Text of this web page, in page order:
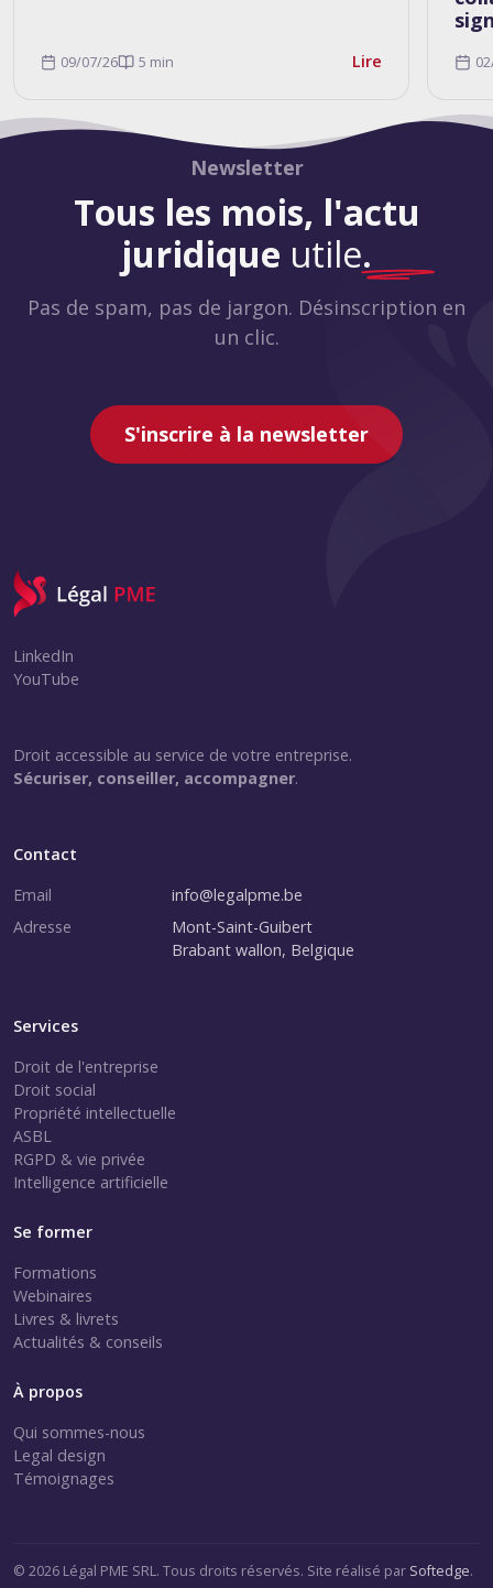
09/07/26 5 min Lire
Newsletter
Tous les mois, l'actu
juridique utile.
Pas de spam, pas de jargon. Désinscription en
un clic.
S'inscrire à la newsletter
LinkedIn
YouTube
Droit accessible au service de votre entreprise.
Sécuriser, conseiller, accompagner.
Contact
Email
info@legalpme.be
Adresse
Mont-Saint-Guibert
Brabant wallon, Belgique
Services
Droit de l'entreprise
Droit social
Propriété intellectuelle
ASBL
RGPD & vie privée
Intelligence artificielle
Se former
Formations
Webinaires
Livres & livrets
Actualités & conseils
À propos
Qui sommes-nous
Legal design
Témoignages
© 2026 Légal PME SRL. Tous droits réservés. Site réalisé par Softedge.